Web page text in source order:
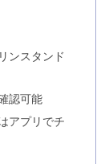
ンスタンド
認可能
アプリでチ